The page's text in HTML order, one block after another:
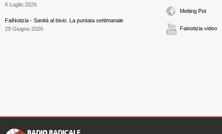
6 Luglio 2026
FaiNotizia - Sanità al bivio. La puntata settimanale
29 Giugno 2026
Melting Pot
Fainotizia video